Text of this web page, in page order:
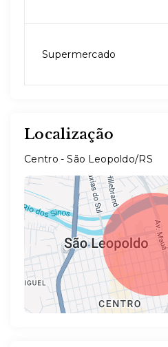
Supermercado
Localização
Centro - São Leopoldo/RS